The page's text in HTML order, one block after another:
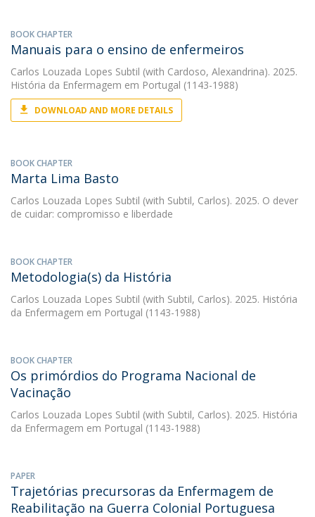
BOOK CHAPTER
Manuais para o ensino de enfermeiros
Carlos Louzada Lopes Subtil (with Cardoso, Alexandrina). 2025.
História da Enfermagem em Portugal (1143-1988)
DOWNLOAD AND MORE DETAILS
BOOK CHAPTER
Marta Lima Basto
Carlos Louzada Lopes Subtil (with Subtil, Carlos). 2025. O dever
de cuidar: compromisso e liberdade
BOOK CHAPTER
Metodologia(s) da História
Carlos Louzada Lopes Subtil (with Subtil, Carlos). 2025. História
da Enfermagem em Portugal (1143-1988)
BOOK CHAPTER
Os primórdios do Programa Nacional de
Vacinação
Carlos Louzada Lopes Subtil (with Subtil, Carlos). 2025. História
da Enfermagem em Portugal (1143-1988)
PAPER
Trajetórias precursoras da Enfermagem de
Reabilitação na Guerra Colonial Portuguesa